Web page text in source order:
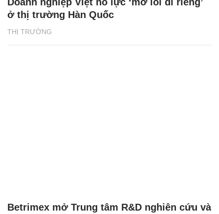
THỊ TRƯỜNG
ở thị trường Hàn Quốc
Betrimex mở Trung tâm R&D nghiên cứu và